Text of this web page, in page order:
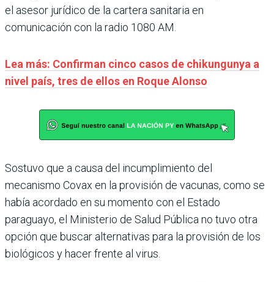
el asesor jurídico de la cartera sanitaria en
comunicación con la radio 1080 AM.
Lea más: Confirman cinco casos de chikungunya a
nivel país, tres de ellos en Roque Alonso
Sostuvo que a causa del incumplimiento del
mecanismo Covax en la provisión de vacunas, como se
había acordado en su momento con el Estado
paraguayo, el Ministerio de Salud Pública no tuvo otra
opción que buscar alternativas para la provisión de los
biológicos y hacer frente al virus.